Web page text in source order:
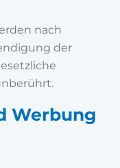
nach
der
Werbung